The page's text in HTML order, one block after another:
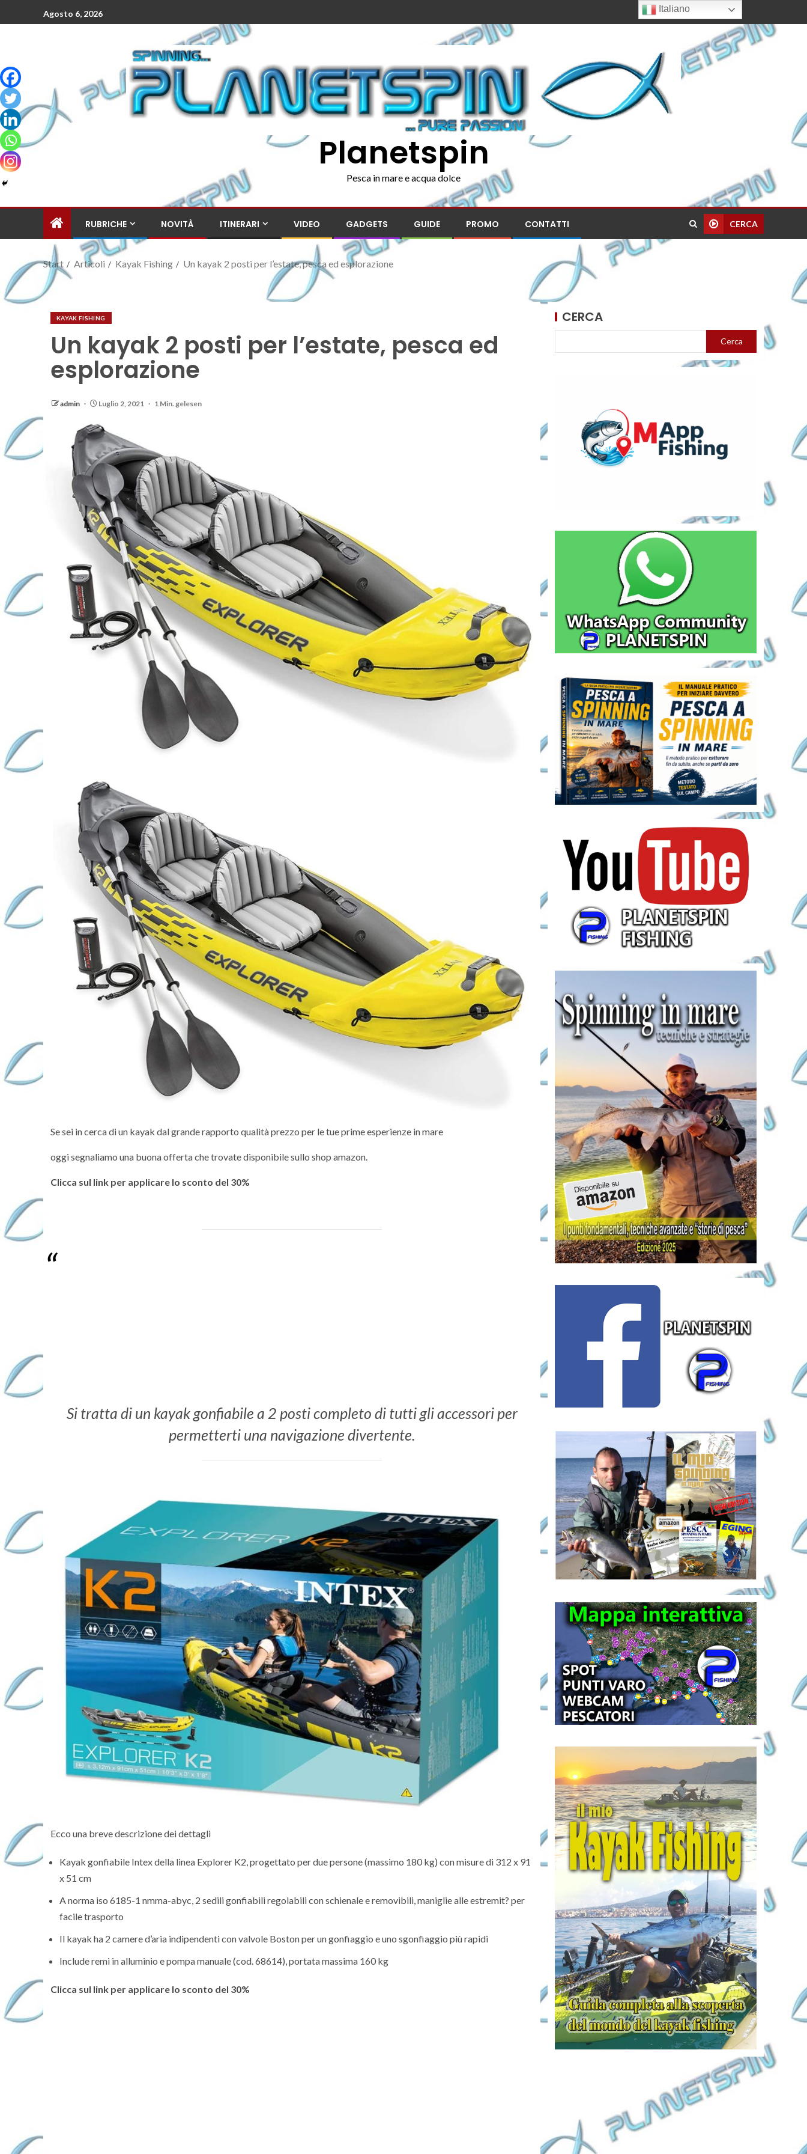
Agosto 6, 2026
Planetspin
Pesca in mare e acqua dolce
RUBRICHE NOVITÀ ITINERARI VIDEO GADGETS GUIDE PROMO CONTATTI CERCA
Start Articoli Kayak Fishing Un kayak 2 posti per l’estate, pesca ed esplorazione
KAYAK FISHING
Un kayak 2 posti per l’estate, pesca ed
esplorazione
admin Luglio 2, 2021 1 Min. gelesen
Se sei in cerca di un kayak dal grande rapporto qualità prezzo per le tue prime esperienze in mare
oggi segnaliamo una buona offerta che trovate disponibile sullo shop amazon.
Clicca sul link per applicare lo sconto del 30%
Si tratta di un kayak gonfiabile a 2 posti completo di tutti gli accessori per
permetterti una navigazione divertente.
Ecco una breve descrizione dei dettagli
Kayak gonfiabile Intex della linea Explorer K2, progettato per due persone (massimo 180 kg) con misure di 312 x 91
x 51 cm
A norma iso 6185-1 nmma-abyc, 2 sedili gonfiabili regolabili con schienale e removibili, maniglie alle estremit? per
facile trasporto
Il kayak ha 2 camere d’aria indipendenti con valvole Boston per un gonfiaggio e uno sgonfiaggio più rapidi
Include remi in alluminio e pompa manuale (cod. 68614), portata massima 160 kg
Clicca sul link per applicare lo sconto del 30%
CERCA
Cerca
Italiano